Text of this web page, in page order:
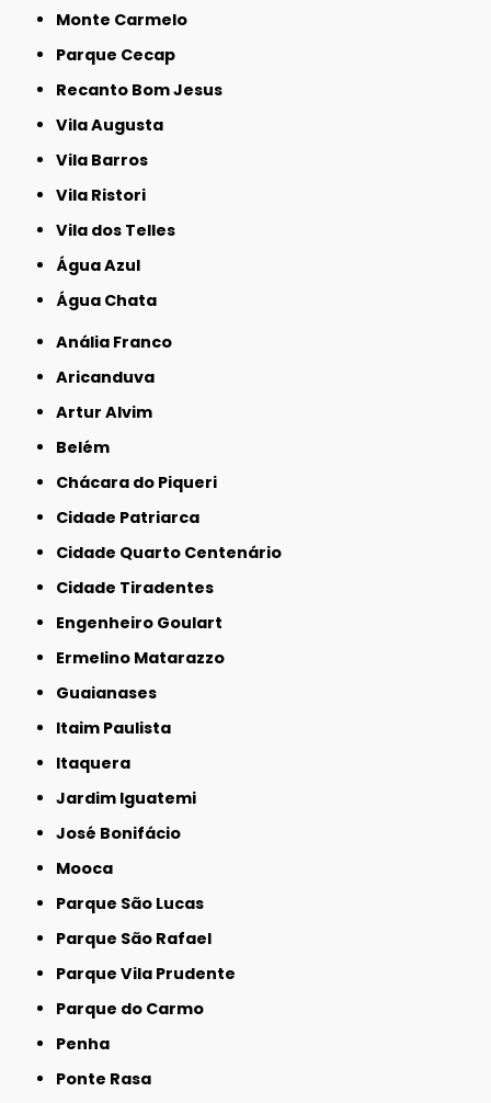
Monte Carmelo
Parque Cecap
Recanto Bom Jesus
Vila Augusta
Vila Barros
Vila Ristori
Vila dos Telles
Água Azul
Água Chata
Anália Franco
Aricanduva
Artur Alvim
Belém
Chácara do Piqueri
Cidade Patriarca
Cidade Quarto Centenário
Cidade Tiradentes
Engenheiro Goulart
Ermelino Matarazzo
Guaianases
Itaim Paulista
Itaquera
Jardim Iguatemi
José Bonifácio
Mooca
Parque São Lucas
Parque São Rafael
Parque Vila Prudente
Parque do Carmo
Penha
Ponte Rasa